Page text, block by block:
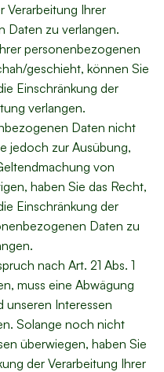
Verarbeitung Ihrer
Daten zu verlangen.
personenbezogenen
geschieht, können Sie
Einschränkung der
verlangen.
Daten nicht
jedoch zur Ausübung,
von
haben Sie das Recht,
Einschränkung der
Daten zu
nach Art. 21 Abs. 1
muss eine Abwägung
unseren Interessen
Solange noch nicht
überwiegen, haben Sie
der Verarbeitung Ihrer